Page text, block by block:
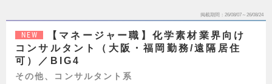
掲載期間 26/08/07～26/08/24
NEW
【マネージャー職】化学素材業界向け
コンサルタント（大阪・福岡勤務/遠隔居住
可）／BIG4
その他、コンサルタント系